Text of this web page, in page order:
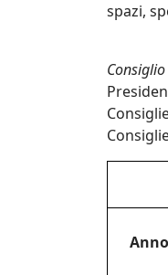
spazi,
Anno